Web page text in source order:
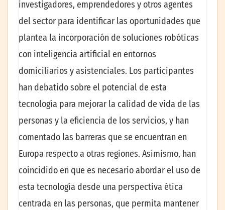
investigadores, emprendedores y otros agentes
del sector para identificar las oportunidades que
plantea la incorporación de soluciones robóticas
con inteligencia artificial en entornos
domiciliarios y asistenciales. Los participantes
han debatido sobre el potencial de esta
tecnología para mejorar la calidad de vida de las
personas y la eficiencia de los servicios, y han
comentado las barreras que se encuentran en
Europa respecto a otras regiones. Asimismo, han
coincidido en que es necesario abordar el uso de
esta tecnología desde una perspectiva ética
centrada en las personas, que permita mantener